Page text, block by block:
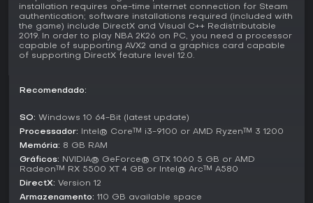
avaliações gerais de 13.084 usuários são mistas, mas o
feedback em inglês é majoritariamente positivo em 74%,
com 76% nas últimas 30 dias. Críticas recaem sobre glitches
defensivos e comparações com edições anteriores,
enquanto elogios vão para o movimento fluido e a
inovações radicais deve avaliar o estado atual conforme
suas expectativas.
installation requires one-time internet connection for Steam
authentication; software installations required (included with
the game) include DirectX and Visual C++ Redistributable
2019. In order to play NBA 2K26 on PC, you need a processor
capable of supporting AVX2 and a graphics card capable
of supporting DirectX feature level 12.0.
Recomendado:
SO: Windows 10 64-Bit (latest update)
Processador: Intel® Core™ i3-9100 or AMD Ryzen™ 3 1200
Memória: 8 GB RAM
Gráficos: NVIDIA® GeForce® GTX 1060 5 GB or AMD
Radeon™ RX 5500 XT 4 GB or Intel® Arc™ A580
DirectX: Version 12
Armazenamento: 110 GB available space